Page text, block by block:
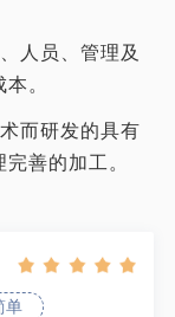
人员、管理及
。
而研发的具有
善的加工。
单